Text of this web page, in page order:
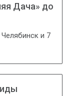
Дача» до
и 7